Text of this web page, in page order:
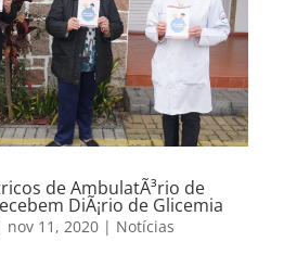
de AmbulatÃ³rio de
DiÃ¡rio de Glicemia
nov 11, 2020| Notícias